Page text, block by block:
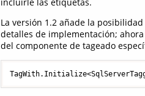
La versión 1.2 añade la
detalles de implementación;
del componente de tageado